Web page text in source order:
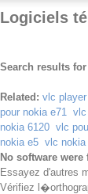
Logiciels
Search results
Related: vlc
pour nokia e71 vlc
nokia 6120 vlc
nokia e5 vlc nokia
No software were
Essayez d'autres
Vérifiez